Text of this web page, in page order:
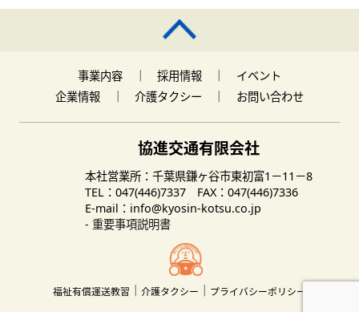
事業内容 採用情報
イベント
企業情報
介護タクシー お問い合わせ
協進交通有限会社
本社営業所：千葉県鎌ヶ谷市東初富1－11－8
TEL：047(446)7337 FAX：047(446)7336
E-mail：info@kyosin-kotsu.co.jp
- 重要事項説明書
福祉有償運送教習 介護タクシー プライバシーポリシー